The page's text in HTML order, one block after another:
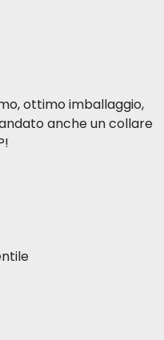
ottimo imballaggio,
anche un collare